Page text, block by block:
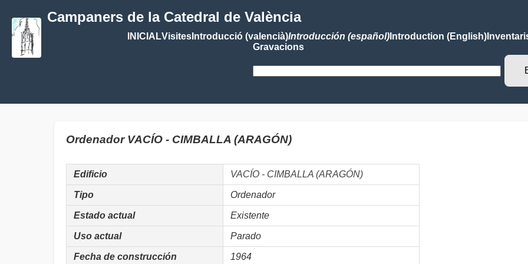
Campaners de la Catedral de València
INICIALVisitesIntroducció (valencià)Introducción (español)Introduction (English)
Gravacions
Ordenador VACÍO - CIMBALLA (ARAGÓN)
Edificio VACÍO - CIMBALLA (ARAGÓN)
Tipo Ordenador
Estado actual Existente
Uso actual Parado
Fecha de construcción 1964